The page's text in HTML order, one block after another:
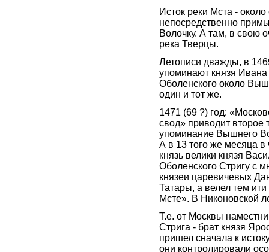
Исток реки Мста -
непосредственно
Волочку. А там, в свою
река Тверцы.
Летописи дважды, в
упоминают князя
Оболенского около
один и тот же.
1471 (69 ?) год:
свод» приводит второе
упоминание Вышнего
А в 13 того же месяца в
князь велики князя
Оболенского Стригу с
князеи царевичевых
Татары, а велел тем
Мсте». В Никоновской
Т.е. от Москвы
Стрига - брат князя
пришел сначала к
они контролировали